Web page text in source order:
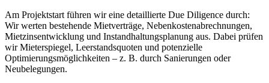
Am Projektstart führen wir eine detaillierte Due Diligence durch:
Wir werten bestehende Mietverträge, Nebenkostenabrechnungen,
Mietzinsentwicklung und Instandhaltungsplanung aus. Dabei prüfen
wir Mieterspiegel, Leerstandsquoten und potenzielle
Optimierungsmöglichkeiten – z. B. durch Sanierungen oder
Neubelegungen.